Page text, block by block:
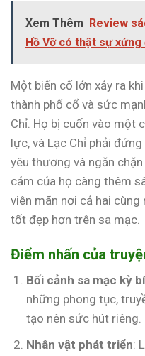
Xem Thêm Review
Hồ Vỡ có thật sự
Một biến cố lớn xảy ra
thành phố cổ và sức
Chỉ. Họ bị cuốn vào một
lực, và Lạc Chỉ phải
yêu thương và ngăn
cảm của họ càng thêm
viên mãn nơi cả hai
tốt đẹp hơn trên sa mạc.
Điểm nhấn của
Bối cảnh sa mạc kỳ bí
những phong tục,
tạo nên sức hút riêng.
Nhân vật phát triển: